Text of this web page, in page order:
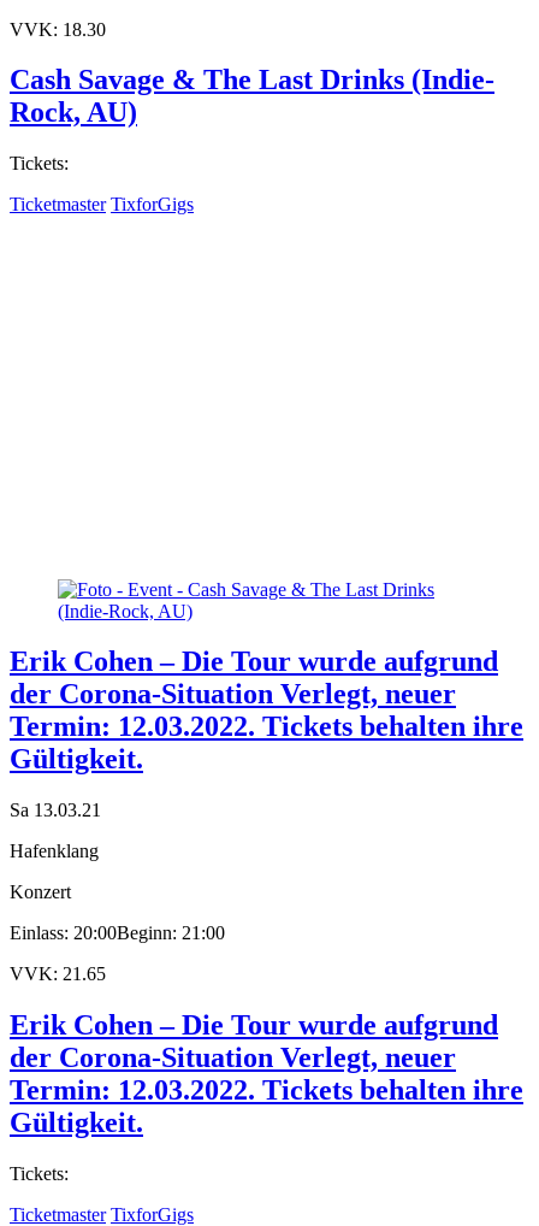
VVK: 18.30
Cash Savage & The Last Drinks (Indie-
Rock, AU)
Tickets:
Ticketmaster TixforGigs
Erik Cohen – Die Tour wurde aufgrund
der Corona-Situation Verlegt, neuer
Termin: 12.03.2022. Tickets behalten ihre
Gültigkeit.
Sa 13.03.21
Hafenklang
Konzert
Einlass: 20:00Beginn: 21:00
VVK: 21.65
Erik Cohen – Die Tour wurde aufgrund
der Corona-Situation Verlegt, neuer
Termin: 12.03.2022. Tickets behalten ihre
Gültigkeit.
Tickets:
Ticketmaster TixforGigs